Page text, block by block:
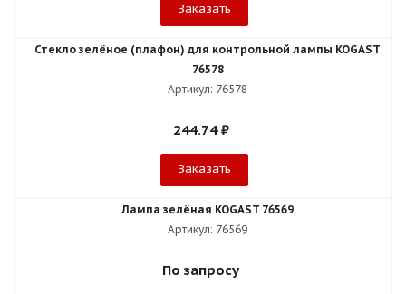
Заказать
Стекло зелёное (плафон) для контрольной лампы KOGAST
76578
Артикул: 76578
244.74₽
Заказать
Лампа зелёная KOGAST 76569
Артикул: 76569
По запросу